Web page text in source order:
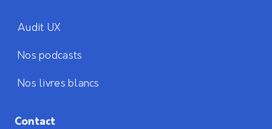
Audit UX
Nos podcasts
Nos livres blancs
Contact